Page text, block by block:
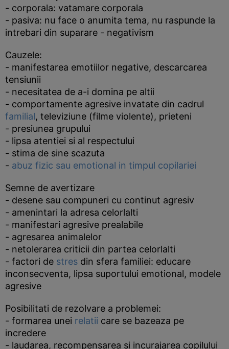
- corporala: vatamare corporala
- pasiva: nu face o anumita tema, nu raspunde la
intrebari din suparare - negativism
Cauzele:
- manifestarea emotiilor negative, descarcarea
tensiunii
- necesitatea de a-i domina pe altii
- comportamente agresive invatate din cadrul
familial, televiziune (filme violente), prieteni
- presiunea grupului
- lipsa atentiei si al respectului
- stima de sine scazuta
- abuz fizic sau emotional in timpul copilariei
Semne de avertizare
- desene sau compuneri cu continut agresiv
- amenintari la adresa celorlalti
- manifestari agresive prealabile
- agresarea animalelor
- netolerarea criticii din partea celorlalti
- factori de stres din sfera familiei: educare
inconsecventa, lipsa suportului emotional, modele
agresive
Posibilitati de rezolvare a problemei:
- formarea unei relatii care se bazeaza pe
incredere
- laudarea, recompensarea si incurajarea copilului